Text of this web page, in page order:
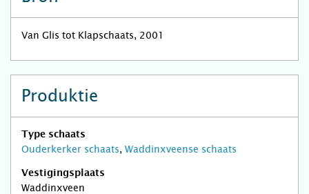
Van Glis tot Klapschaats, 2001
Produktie
Type schaats
Ouderkerker schaats, Waddinxveense schaats
Vestigingsplaats
Waddinxveen